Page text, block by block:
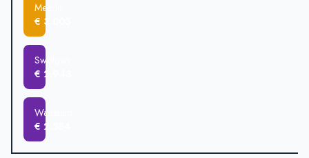
Meerlo
€ 3.003
Swolgen
€ 2.943
Wanssum
€ 2.584